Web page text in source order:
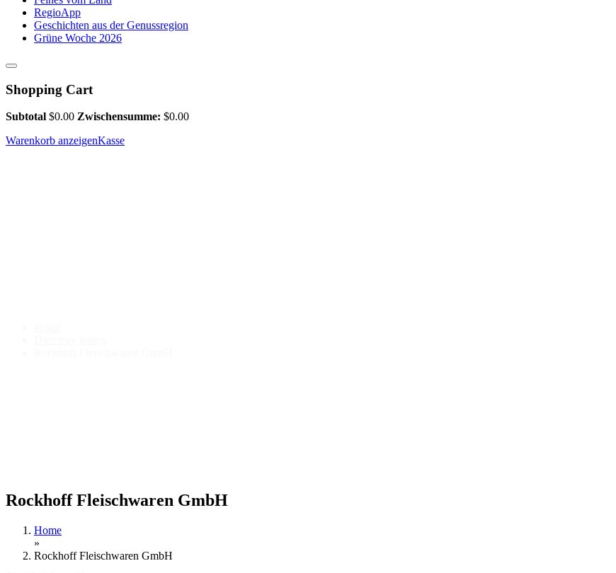
RegioApp
Geschichten aus der Genussregion
Grüne Woche 2026
Shopping Cart
Subtotal $0.00 Zwischensumme: $0.00
Warenkorb anzeigenKasse
Rockhoff Fleischwaren GmbH
Home
»
Rockhoff Fleischwaren GmbH